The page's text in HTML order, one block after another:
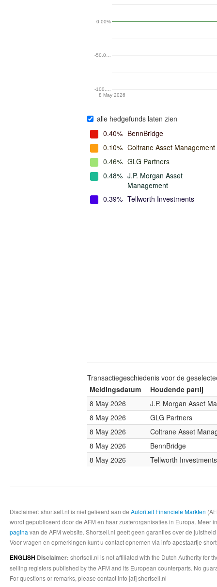
8 May 2026
-100.…
-50.0…
0.00%
alle hedgefunds laten zien
0.40% BennBridge
0.10% Coltrane Asset Management
0.46% GLG Partners
0.48% J.P. Morgan Asset
Management
0.39% Tellworth Investments
Transactiegeschiedenis voor de
Meldingsdatum
Houdende partij
8 May 2026
J.P. Morgan Asset
8 May 2026
GLG Partners
8 May 2026
Coltrane Asset
8 May 2026
BennBridge
8 May 2026
Tellworth Investments
Disclaimer: shortsell.nl is niet gelieerd aan de Autoriteit Financiele Markten
wordt gepubliceerd door de AFM en haar zusterorganisaties in Europa.
pagina van de AFM website. Shortsell.nl geeft geen garanties over de
Voor vragen en opmerkingen kunt u contact opnemen via info apestaartje
ENGLISH Disclaimer: shortsell.nl is not affiliated with the Dutch Authority for
selling registers published by the AFM and its European counterparts. No
For questions or remarks, please contact info [at] shortsell.nl